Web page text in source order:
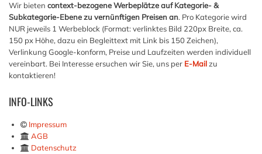
Wir bieten context-bezogene Werbeplätze auf Kategorie- &
Subkategorie-Ebene zu vernünftigen Preisen an. Pro Kategorie wird
NUR jeweils 1 Werbeblock (Format: verlinktes Bild 220px Breite, ca.
150 px Höhe, dazu ein Begleittext mit Link bis 150 Zeichen),
Verlinkung Google-konform, Preise und Laufzeiten werden individuell
vereinbart. Bei Interesse ersuchen wir Sie, uns per E-Mailzu
kontaktieren!
INFO-LINKS
Impressum
AGB
Datenschutz